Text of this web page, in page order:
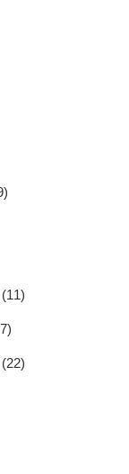
(11)
(22)